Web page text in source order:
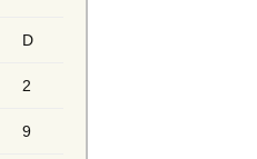
D
2
9